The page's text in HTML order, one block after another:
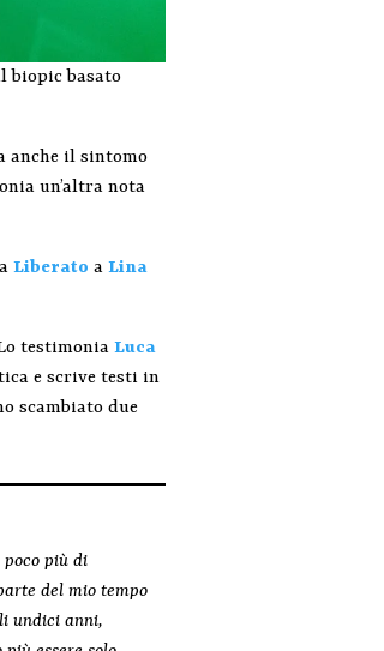
biopic basato
anche il sintomo
un’altra nota
Liberato aLina
testimoniaLuca
e scrive testi in
scambiato due
più di
del mio tempo
undici anni,